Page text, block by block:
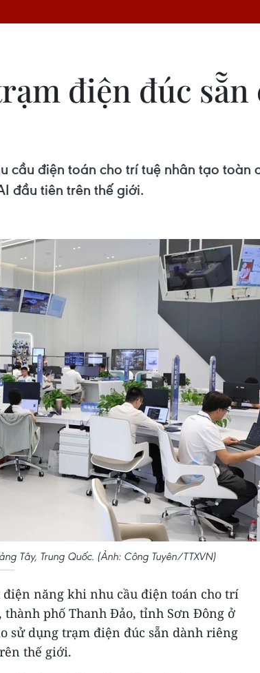
điện đúc sẵn
cầu điện toán cho trí tuệ nhân tạo toàn
đầu tiên trên thế giới.
Tây, Trung Quốc. (Ảnh: Công Tuyên/TTXVN)
năng khi nhu cầu điện toán cho trí
phố Thanh Đảo, tỉnh Sơn Đông ở
sử dụng trạm điện đúc sẵn dành riêng
thế giới.